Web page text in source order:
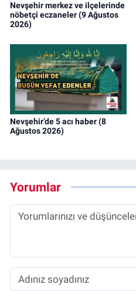
Nevşehir merkez ve ilçelerinde
nöbetçi eczaneler (9 Ağustos
2026)
Nevşehir’de 5 acı haber (8
Ağustos 2026)
Yorumlar